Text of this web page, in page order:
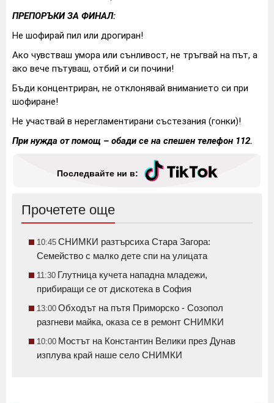
ПРЕПОРЪКИ ЗА ФИНАЛ:
Не шофирай пил или дрогиран!
Ако чувстваш умора или сънливост, не тръгвай на път, а
ако вече пътуваш, отбий и си почини!
Бъди концентриран, не отклонявай вниманието си при
шофиране!
Не участвай в нерегламентирани състезания (гонки)!
При нужда от помощ – обади се на спешен телефон 112.
Последвайте ни в:
Прочетете още
10:45 СНИМКИ разтърсиха Стара Загора:
Семейство с малко дете спи на улицата
11:30 Глутница кучета нападна младежи,
прибиращи се от дискотека в София
13:00 Обходът на пътя Приморско - Созопол
разгневи майка, оказа се в ремонт СНИМКИ
10:00 Мостът на Константин Велики през Дунав
изплува край наше село СНИМКИ